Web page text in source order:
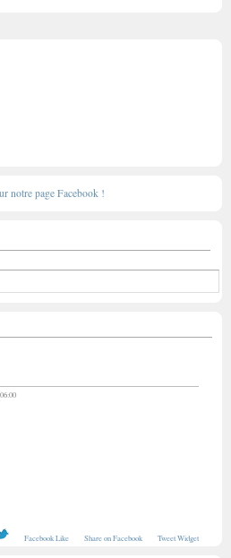
notre page Facebook !
Facebook Like Share on Facebook Tweet Widget